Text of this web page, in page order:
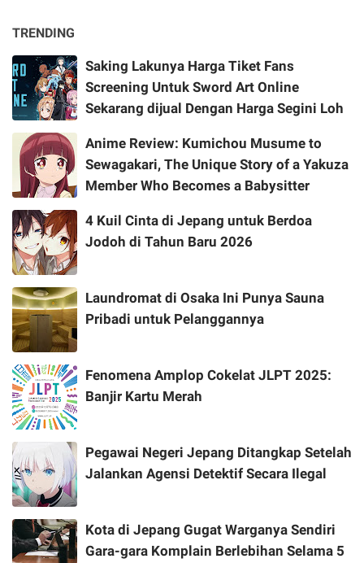
TRENDING
Saking Lakunya Harga Tiket Fans
Screening Untuk Sword Art Online
Sekarang dijual Dengan Harga Segini Loh
Anime Review: Kumichou Musume to
Sewagakari, The Unique Story of a Yakuza
Member Who Becomes a Babysitter
4 Kuil Cinta di Jepang untuk Berdoa
Jodoh di Tahun Baru 2026
Laundromat di Osaka Ini Punya Sauna
Pribadi untuk Pelanggannya
Fenomena Amplop Cokelat JLPT 2025:
Banjir Kartu Merah
Pegawai Negeri Jepang Ditangkap Setelah
Jalankan Agensi Detektif Secara Ilegal
Kota di Jepang Gugat Warganya Sendiri
Gara-gara Komplain Berlebihan Selama 5